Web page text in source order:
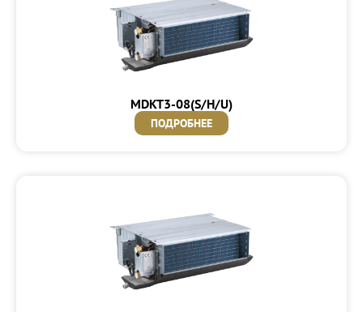
MDKT3-08(S/H/U)
ПОДРОБНЕЕ